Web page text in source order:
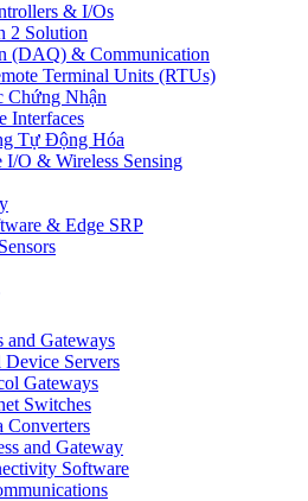
& I/Os
2 Solution
(DAQ) & Communication
Terminal Units (RTUs)
Chứng Nhận
Interfaces
Tự Động Hóa
I/O & Wireless Sensing
& Edge SRP
and Gateways
Device Servers
Gateways
Switches
Converters
and Gateway
Software